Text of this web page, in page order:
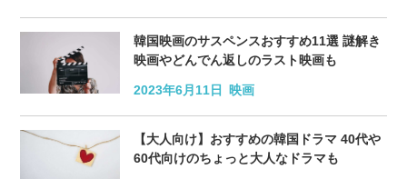
韓国映画のサスペンスおすすめ11選 謎解き
映画やどんでん返しのラスト映画も
2023年6月11日 映画
【大人向け】おすすめの韓国ドラマ 40代や
60代向けのちょっと大人なドラマも